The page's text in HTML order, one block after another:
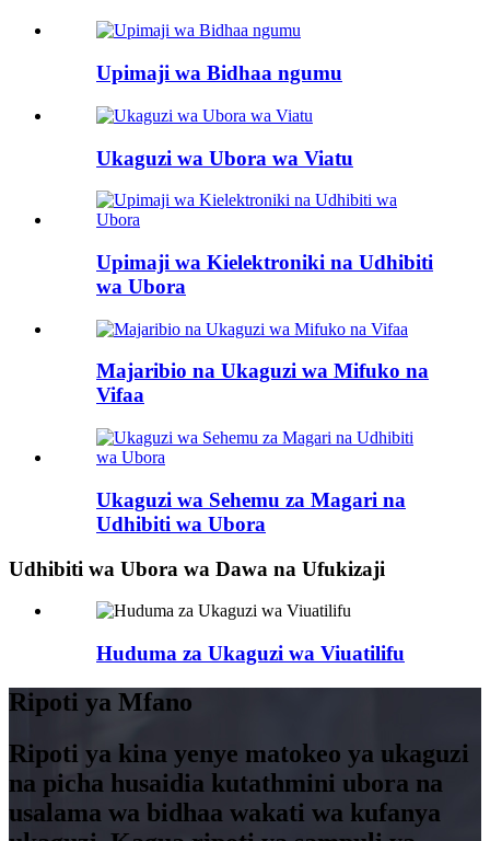
Upimaji wa Bidhaa ngumu
Ukaguzi wa Ubora wa Viatu
Upimaji wa Kielektroniki na Udhibiti
wa Ubora
Majaribio na Ukaguzi wa Mifuko na
Vifaa
Ukaguzi wa Sehemu za Magari na
Udhibiti wa Ubora
Udhibiti wa Ubora wa Dawa na Ufukizaji
Huduma za Ukaguzi wa Viuatilifu
Ripoti ya Mfano
Ripoti ya kina yenye matokeo ya ukaguzi
na picha husaidia kutathmini ubora na
usalama wa bidhaa wakati wa kufanya